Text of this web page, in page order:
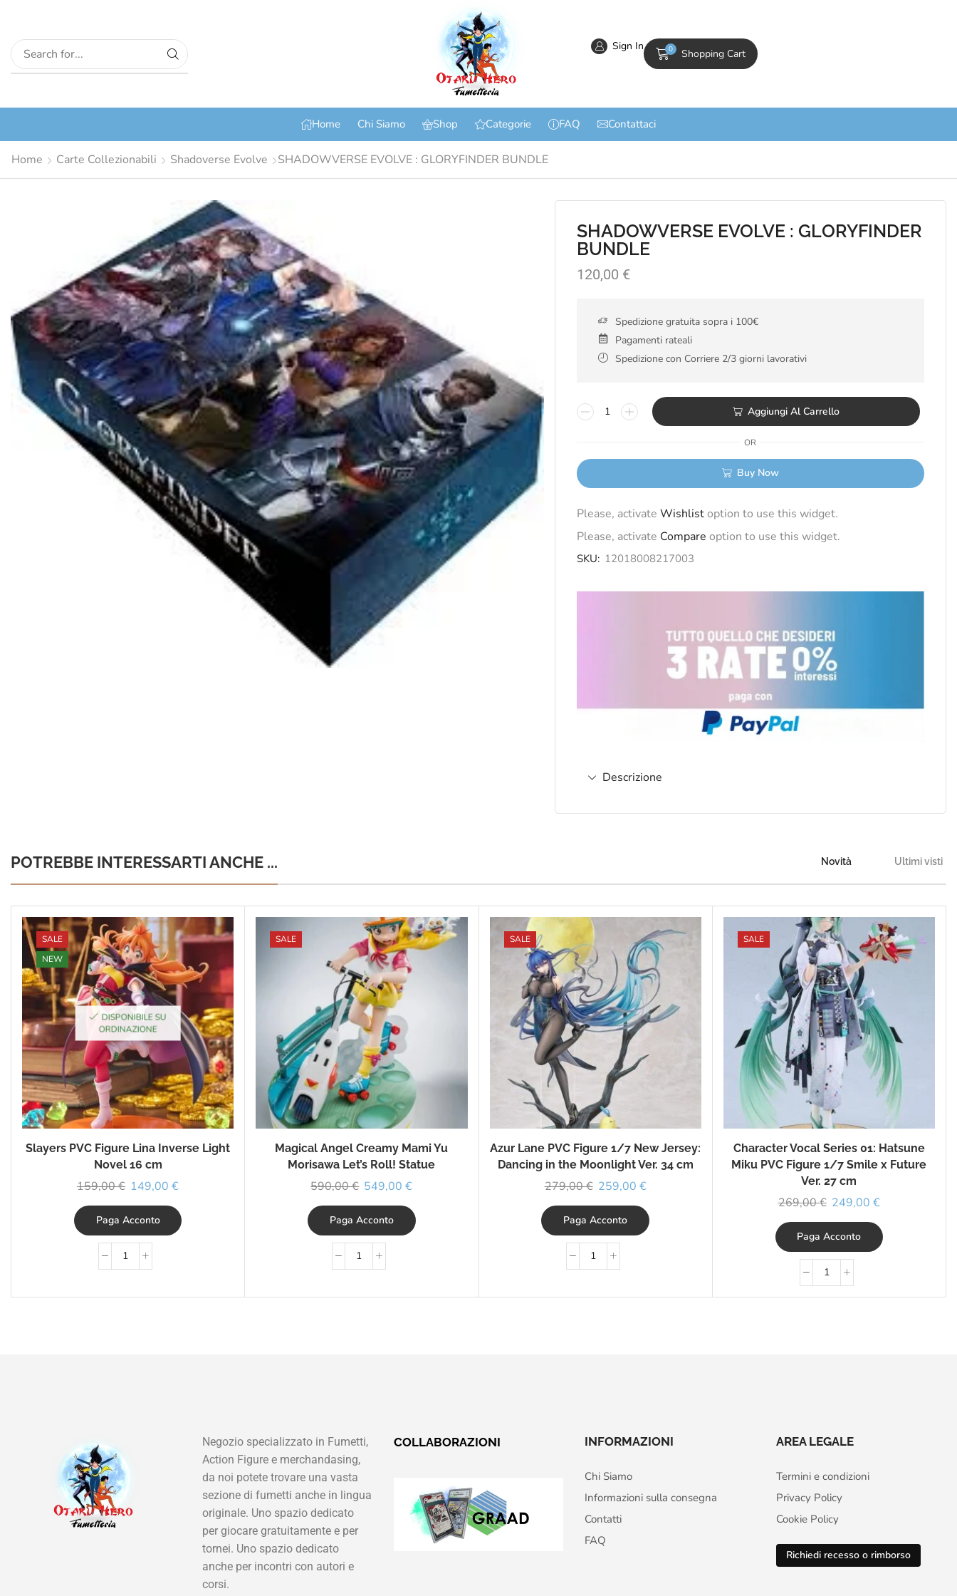
Sign In 0 Shopping Cart
Home Chi Siamo Shop Categorie FAQ Contattaci
Home Carte Collezionabili Shadoverse Evolve SHADOWVERSE EVOLVE : GLORYFINDER BUNDLE
SHADOWVERSE EVOLVE : GLORYFINDER
BUNDLE
120,00 €
Spedizione gratuita sopra i 100€
Pagamenti rateali
Spedizione con Corriere 2/3 giorni lavorativi
Aggiungi Al Carrello
OR
Buy Now
Please, activate Wishlistoption to use this widget.
Please, activate Compare option to use this widget.
SKU: 12018008217003
Descrizione
POTREBBE INTERESSARTI ANCHE ... Novità Ultimi visti
SALE
NEW
DISPONIBILE SU
ORDINAZIONE
Slayers PVC Figure Lina Inverse Light
Novel 16 cm
159,00€ 149,00€
Paga Acconto
SALE
Magical Angel Creamy Mami Yu
Morisawa Let’s Roll! Statue
590,00€ 549,00€
Paga Acconto
SALE
Azur Lane PVC Figure 1/7 New Jersey:
Dancing in the Moonlight Ver. 34 cm
279,00€ 259,00 €
Paga Acconto
SALE
Character Vocal Series 01: Hatsune
Miku PVC Figure 1/7 Smile x Future
Ver. 27 cm
269,00€ 249,00 €
Paga Acconto
Negozio specializzato in Fumetti,
Action Figure e merchandasing,
da noi potete trovare una vasta
sezione di fumetti anche in lingua
originale. Uno spazio dedicato
per giocare gratuitamente e per
tornei. Uno spazio dedicato
anche per incontri con autori e
corsi.
COLLABORAZIONI INFORMAZIONI
Chi Siamo
Informazioni sulla consegna
Contatti
FAQ
AREA LEGALE
Termini e condizioni
Privacy Policy
Cookie Policy
Richiedi recesso o rimborso